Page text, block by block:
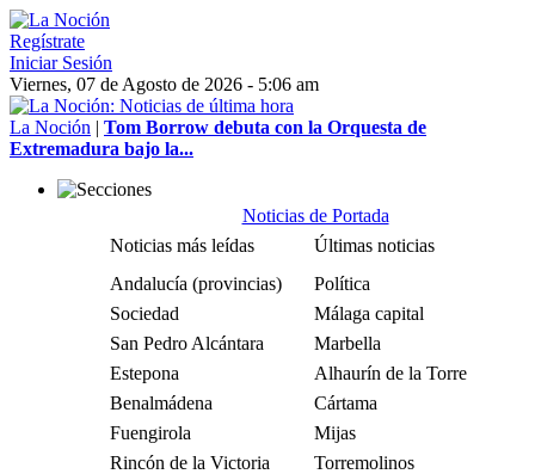
Regístrate
Iniciar Sesión
Viernes, 07 de Agosto de 2026 - 5:06 am
La Noción | Tom Borrow debuta con la Orquesta de
Extremadura bajo la...
Noticias de Portada
Noticias más leídas
Últimas noticias
Andalucía (provincias)
Política
Sociedad
Málaga capital
San Pedro Alcántara
Marbella
Estepona
Alhaurín de la Torre
Benalmádena
Cártama
Fuengirola
Mijas
Rincón de la Victoria
Torremolinos